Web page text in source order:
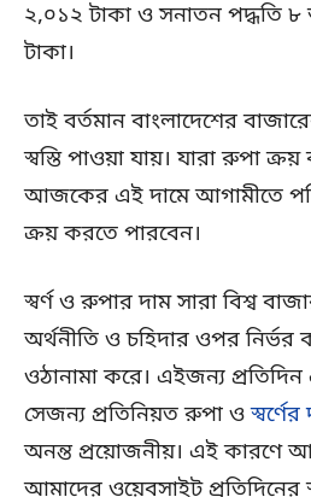
২,০১২ টাকা ও সনাতন পদ্ধতি
টাকা।
তাই বর্তমান বাংলাদেশের
স্বস্তি পাওয়া যায়। যারা রুপা
আজকের এই দামে আগামীতে
ক্রয় করতে পারবেন।
স্বর্ণ ও রুপার দাম সারা বিশ্ব
অর্থনীতি ও চহিদার ওপর নির্ভর
ওঠানামা করে। এইজন্য
সেজন্য প্রতিনিয়ত রুপা ও
অনন্ত প্রয়োজনীয়। এই কারণে
আমাদের ওয়েবসাইট প্রতিদিনের